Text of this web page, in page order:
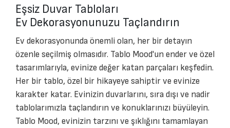
Eşsiz Duvar Tabloları
Ev Dekorasyonunuzu Taçlandırın
Ev dekorasyonunda önemli olan, her bir detayın
özenle seçilmiş olmasıdır. Tablo Mood'un ender ve özel
tasarımlarıyla, evinize değer katan parçaları keşfedin.
Her bir tablo, özel bir hikayeye sahiptir ve evinize
karakter katar. Evinizin duvarlarını, sıra dışı ve nadir
tablolarımızla taçlandırın ve konuklarınızı büyüleyin.
Tablo Mood, evinizin tarzını ve şıklığını tamamlayan